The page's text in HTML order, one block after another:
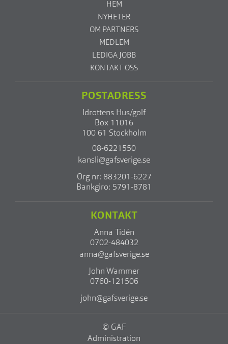
HEM
NYHETER
OM PARTNERS
MEDLEM
LEDIGA JOBB
KONTAKT OSS
POSTADRESS
Idrottens Hus/golf
Box 11016
100 61 Stockholm
08-6221550
kansli@gafsverige.se
Org nr: 883201-6227
Bankgiro: 5791-8781
KONTAKT
Anna Tidén
0702-484032
anna@gafsverige.se
John Wammer
0760-121506
john@gafsverige.se
© GAF
Administration